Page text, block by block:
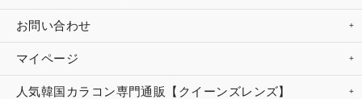
お問い合わせ
マイページ
人気韓国カラコン専門通販【クイーンズレンズ】